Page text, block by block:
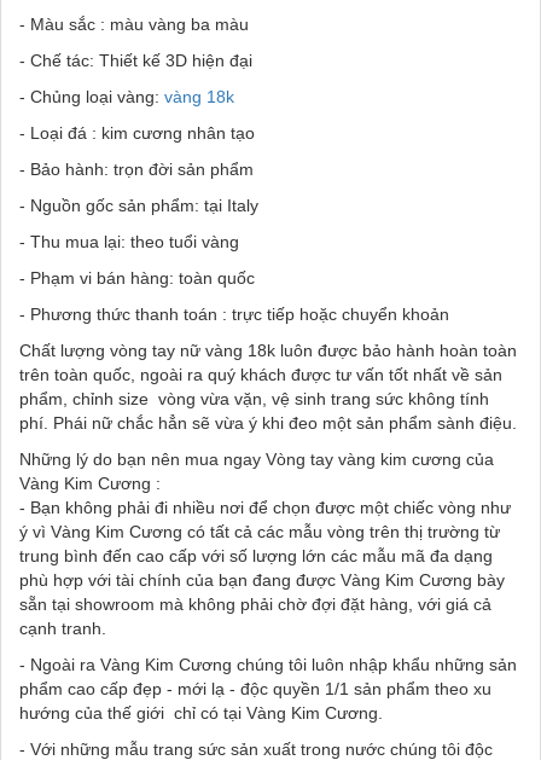
- Màu sắc : màu vàng ba màu
- Chế tác: Thiết kế 3D hiện đại
- Chủng loại vàng: vàng 18k
- Loại đá : kim cương nhân tạo
- Bảo hành: trọn đời sản phẩm
- Nguồn gốc sản phẩm: tại Italy
- Thu mua lại: theo tuổi vàng
- Phạm vi bán hàng: toàn quốc
- Phương thức thanh toán : trực tiếp hoặc chuyển khoản
Chất lượng vòng tay nữ vàng 18k luôn được bảo hành hoàn toàn
trên toàn quốc, ngoài ra quý khách được tư vấn tốt nhất về sản
phẩm, chỉnh size vòng vừa vặn, vệ sinh trang sức không tính
phí. Phái nữ chắc hẳn sẽ vừa ý khi đeo một sản phẩm sành điệu.
Những lý do bạn nên mua ngay Vòng tay vàng kim cương của
Vàng Kim Cương :
- Bạn không phải đi nhiều nơi để chọn được một chiếc vòng như
ý vì Vàng Kim Cương có tất cả các mẫu vòng trên thị trường từ
trung bình đến cao cấp với số lượng lớn các mẫu mã đa dạng
phù hợp với tài chính của bạn đang được Vàng Kim Cương bày
sẵn tại showroom mà không phải chờ đợi đặt hàng, với giá cả
cạnh tranh.
- Ngoài ra Vàng Kim Cương chúng tôi luôn nhập khẩu những sản
phẩm cao cấp đẹp - mới lạ - độc quyền 1/1 sản phẩm theo xu
hướng của thế giới chỉ có tại Vàng Kim Cương.
- Với những mẫu trang sức sản xuất trong nước chúng tôi độc